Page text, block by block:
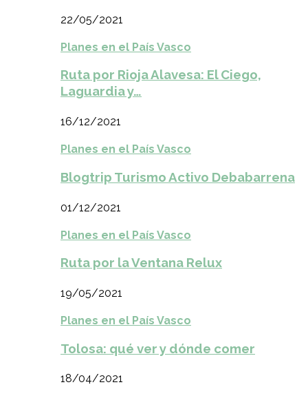
22/05/2021
Planes en el País Vasco
Ruta por Rioja Alavesa: El Ciego,
Laguardia y…
16/12/2021
Planes en el País Vasco
Blogtrip Turismo Activo Debabarrena
01/12/2021
Planes en el País Vasco
Ruta por la Ventana Relux
19/05/2021
Planes en el País Vasco
Tolosa: qué ver y dónde comer
18/04/2021